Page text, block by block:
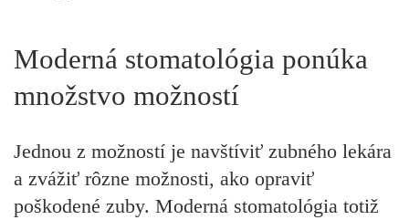
Moderná stomatológia ponúka
množstvo možností
Jednou z možností je navštíviť zubného lekára
a zvážiť rôzne možnosti, ako opraviť
poškodené zuby. Moderná stomatológia totiž